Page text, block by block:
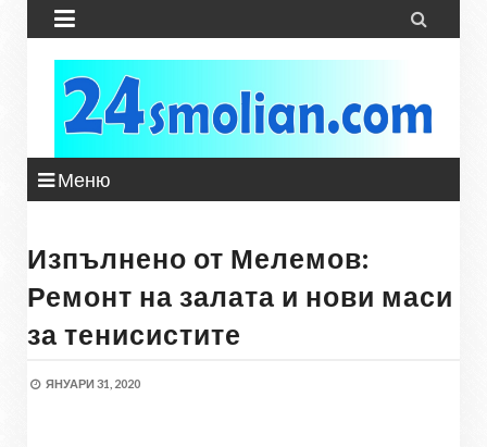
 
Меню
Изпълнено от Мелемов:
Ремонт на залата и нови маси
за тенисистите
ЯНУАРИ 31, 2020